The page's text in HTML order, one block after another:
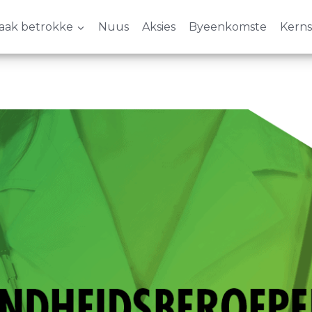
betrokke Nuus Aksies Byeenkomste